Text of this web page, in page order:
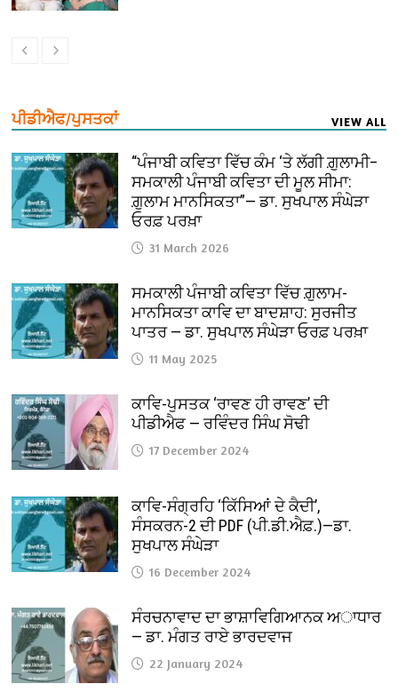
ਪੀਡੀਐਫ/ਪੁਸਤਕਾਂ VIEW ALL
“ਪੰਜਾਬੀ ਕਵਿਤਾ ਵਿੱਚ ਕੰਮ ‘ਤੇ ਲੱਗੀ ਗ਼ੁਲਾਮੀ–
ਸਮਕਾਲੀ ਪੰਜਾਬੀ ਕਵਿਤਾ ਦੀ ਮੂਲ ਸੀਮਾ:
ਗ਼ੁਲਾਮ ਮਾਨਸਿਕਤਾ”— ਡਾ. ਸੁਖਪਾਲ ਸੰਘੇੜਾ
ਓਰਫ਼ ਪਰਖ਼ਾ
31 March 2026
ਸਮਕਾਲੀ ਪੰਜਾਬੀ ਕਵਿਤਾ ਵਿੱਚ ਗ਼ੁਲਾਮ-
ਮਾਨਸਿਕਤਾ ਕਾਵਿ ਦਾ ਬਾਦਸ਼ਾਹ: ਸੁਰਜੀਤ
ਪਾਤਰ — ਡਾ. ਸੁਖਪਾਲ ਸੰਘੇੜਾ ਓਰਫ਼ ਪਰਖ਼ਾ
11 May 2025
ਕਾਵਿ-ਪੁਸਤਕ ‘ਰਾਵਣ ਹੀ ਰਾਵਣ’ ਦੀ
ਪੀਡੀਐਫ — ਰਵਿੰਦਰ ਸਿੰਘ ਸੋਢੀ
17 December 2024
ਕਾਵਿ-ਸੰਗ੍ਰਹਿ ‘ਕਿੱਸਿਆਂ ਦੇ ਕੈਦੀ’,
ਸੰਸਕਰਨ-2 ਦੀ PDF (ਪੀ.ਡੀ.ਐਫ਼.)—ਡਾ.
ਸੁਖਪਾਲ ਸੰਘੇੜਾ
16 December 2024
ਸੰਰਚਨਾਵਾਦ ਦਾ ਭਾਸ਼ਾਵਿਗਿਆਨਕ ਅਾਧਾਰ
— ਡਾ. ਮੰਗਤ ਰਾਏ ਭਾਰਦਵਾਜ
22 January 2024